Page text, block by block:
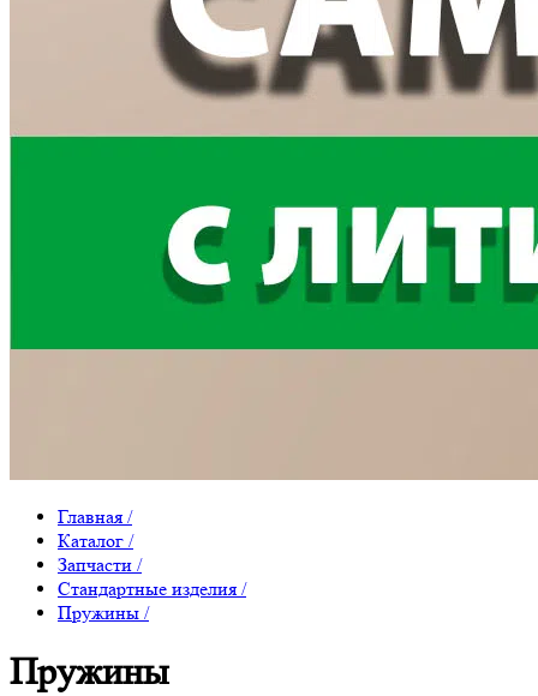
Главная /
Каталог /
Запчасти /
Стандартные изделия /
Пружины /
Пружины